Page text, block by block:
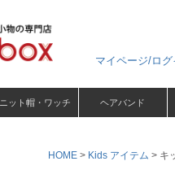
マイページ/ログ
ニット帽・ワッチ ヘアバンド
HOME Kids アイテム キ